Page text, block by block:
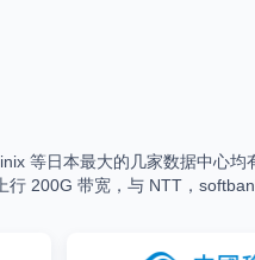
等日本最大的几家数据中心
200G 带宽，与 NTT，